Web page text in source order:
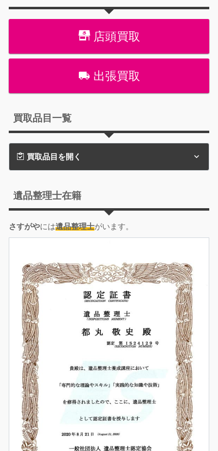
店頭買取
出張買取
買取品目一覧
買取品目を開く
遺品整理士在籍
さすがやには遺品整理士がいます。